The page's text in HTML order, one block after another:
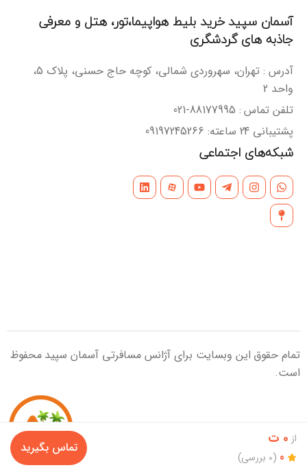
از 0 ت
0 (0 بررسی)
تماس بگیرید
آسمان سپید خرید بلیط هواپیما،تور، هتل و معرفی
جاذبه های گردشگری
آدرس : تهران، سهروردی شمالی، کوچه حاج حسنی، پلاک 5،
واحد 2
تلفن تماس : 88177995-021
پشتیبانی 24 ساعته: 09197245266
شبکه‌های اجتماعی
تمام حقوق این وبسایت برای آژانس مسافرتی آسمان سپید محفوظ
است.